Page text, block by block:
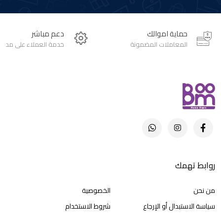
دعم مباشر
خدمة العملاء على مدار 24 ساعة
حماية اموالك
المعاملات المضمونة
روابط تهمك
من نحن
الخصوصية
سياسة الاستبدال أو الإرجاع
شروط الاستخدام